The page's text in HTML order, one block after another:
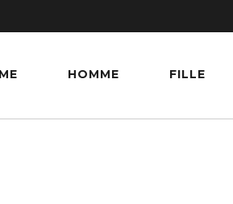
HOMME FILLE